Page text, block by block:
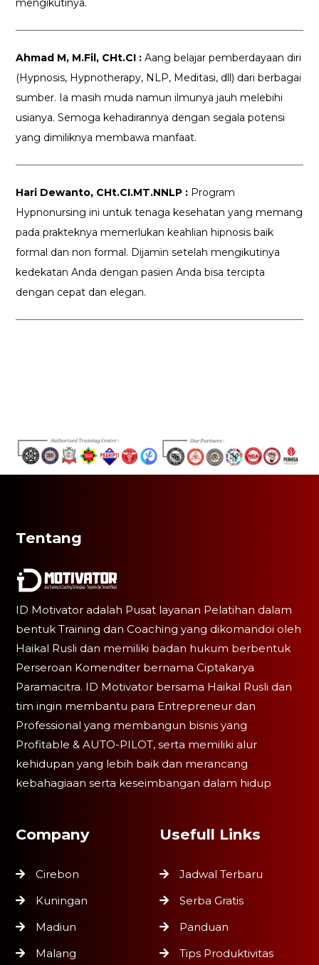
mengikutinya.
Ahmad M, M.Fil, CHt.CI : Aang belajar pemberdayaan diri
(Hypnosis, Hypnotherapy, NLP, Meditasi, dll) dari berbagai
sumber. Ia masih muda namun ilmunya jauh melebihi
usianya. Semoga kehadirannya dengan segala potensi
yang dimiliknya membawa manfaat.
Hari Dewanto, CHt.CI.MT.NNLP : Program
Hypnonursing ini untuk tenaga kesehatan yang memang
pada prakteknya memerlukan keahlian hipnosis baik
formal dan non formal. Dijamin setelah mengikutinya
kedekatan Anda dengan pasien Anda bisa tercipta
dengan cepat dan elegan.
Tentang
ID Motivator adalah Pusat layanan Pelatihan dalam
bentuk Training dan Coaching yang dikomandoi oleh
Haikal Rusli dan memiliki badan hukum berbentuk
Perseroan Komenditer bernama Ciptakarya
Paramacitra. ID Motivator bersama Haikal Rusli dan
tim ingin membantu para Entrepreneur dan
Professional yang membangun bisnis yang
Profitable & AUTO-PILOT, serta memiliki alur
kehidupan yang lebih baik dan merancang
kebahagiaan serta keseimbangan dalam hidup
Company
Cirebon
Kuningan
Madiun
Malang
Usefull Links
Jadwal Terbaru
Serba Gratis
Panduan
Tips Produktivitas